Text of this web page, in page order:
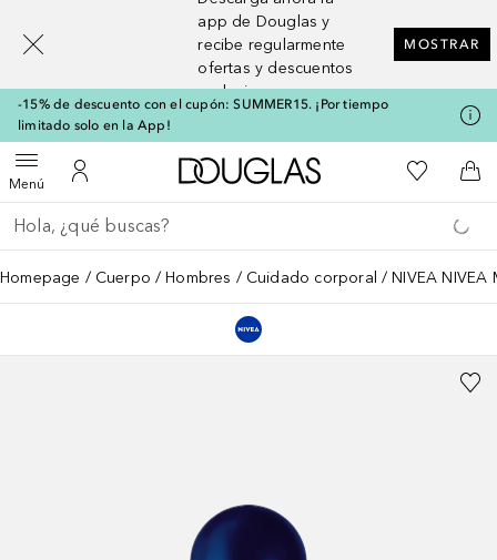
app de Douglas y
recibe regularmente
ofertas y descuentos
exclusivos
MOSTRAR
-15% de descuento con el cupón: SUMMER15. ¡Por tiempo
limitado solo en la App!
MenúAbrir menúMi cuenta
A Douglas HomeMi lista de
A
Regresar
Ejecutar búsqueda
Homepage Cuerpo Hombres Cuidado corporal NIVEA NIVEA
[navigation.slideout.screenreader]